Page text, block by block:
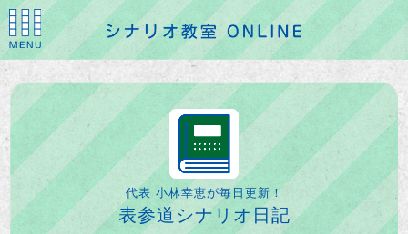
代表 小林幸恵が毎日更新！
表参道シナリオ日記